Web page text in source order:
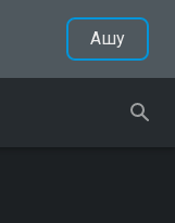
Ашу